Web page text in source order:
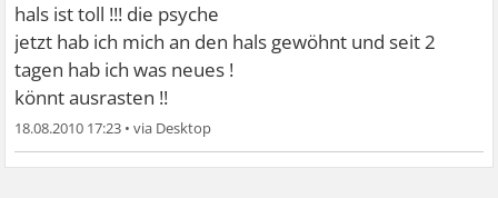
hals ist toll !!! die psyche
jetzt hab ich mich an den hals gewöhnt und seit 2
tagen hab ich was neues !
könnt ausrasten !!
18.08.2010 17:23 •